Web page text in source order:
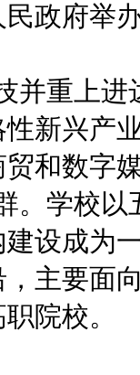
政府举
重上进
新兴产
和数字
。学校
设成为
主要面
院校。